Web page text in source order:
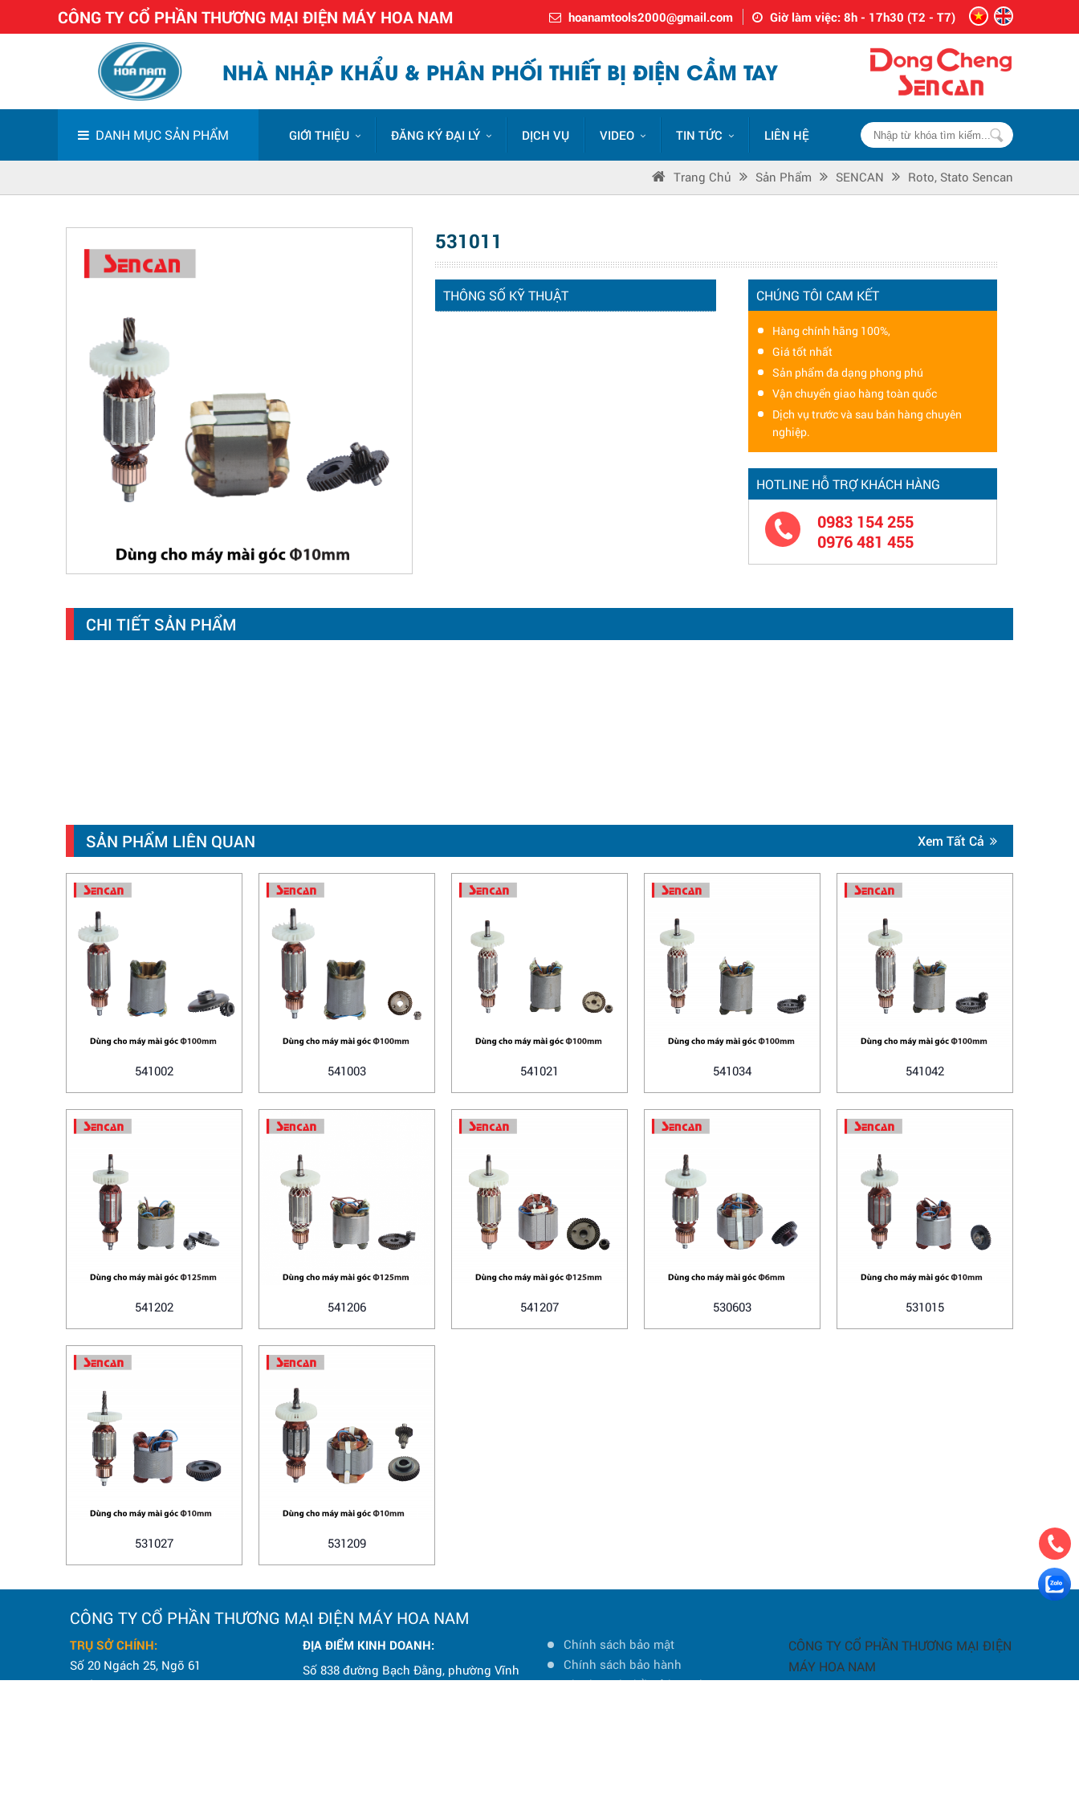
CÔNG TY CỔ PHẦN THƯƠNG MẠI ĐIỆN MÁY HOA NAM hoanamtools2000@gmail.com Giờ làm việc: 8h - 17h30 (T2 - T7)
NHÀ NHẬP KHẨU & PHÂN PHỐI THIẾT BỊ ĐIỆN CẦM TAY
DANH MỤC SẢN PHẨM GIỚI THIỆU ĐĂNG KÝ ĐẠI LÝ DỊCH VỤ VIDEO TIN TỨC LIÊN HỆ
Trang Chủ Sản Phẩm SENCAN Roto, Stato Sencan
531011
THÔNG SỐ KỸ THUẬT CHÚNG TÔI CAM KẾT
Hàng chính hãng 100%,
Giá tốt nhất
Sản phẩm đa dạng phong phú
Vận chuyển giao hàng toàn quốc
Dịch vụ trước và sau bán hàng chuyên
nghiệp.
HOTLINE HỖ TRỢ KHÁCH HÀNG
0983 154 255
0976 481 455
CHI TIẾT SẢN PHẨM
SẢN PHẨM LIÊN QUAN Xem Tất Cả
541002 541003 541021 541034 541042
541202 541206 541207 530603 531015
531027 531209
CÔNG TY CỔ PHẦN THƯƠNG MẠI ĐIỆN MÁY HOA NAM
TRỤ SỞ CHÍNH:
Số 20 Ngách 25, Ngõ 61
Phố Lạc Trung,
ĐỊA ĐIỂM KINH DOANH:
Số 838 đường Bạch Đằng, phường Vĩnh
Chính sách bảo mật
Chính sách bảo hành
Chính sách đổi trả hàng hóa
CÔNG TY CỔ PHẦN THƯƠNG MẠI ĐIỆN
MÁY HOA NAM